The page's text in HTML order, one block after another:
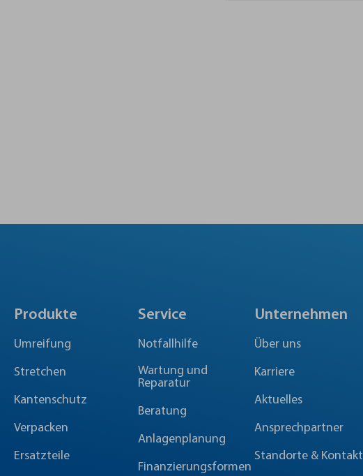
Produkte
Umreifung
Stretchen
Kantenschutz
Verpacken
Ersatzteile
Service
Notfallhilfe
Wartung und
Reparatur
Beratung
Anlagenplanung
Finanzierungsformen
Unternehmen
Über uns
Karriere
Aktuelles
Ansprechpartner
Standorte & Kontakt